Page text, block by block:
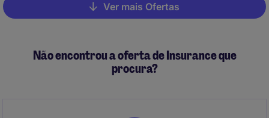
Pagination
Ver mais Ofertas
Não encontrou a oferta de Insurance que
procura?